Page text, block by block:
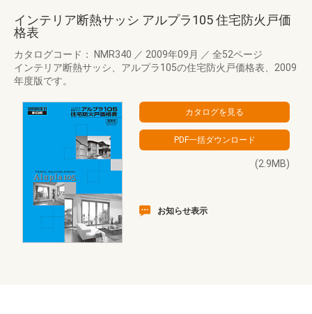
インテリア断熱サッシ アルプラ105 住宅防火戸価
格表
カタログコード： NMR340 ／ 2009年09月 ／ 全52ページ
インテリア断熱サッシ、アルプラ105の住宅防火戸価格表、2009
年度版です。
(2.9MB)
お知らせ表示